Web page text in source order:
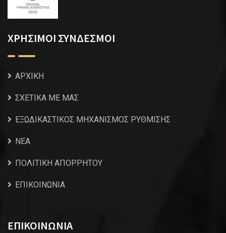
ΧΡΗΣΙΜΟΙ ΣΥΝΔΕΣΜΟΙ
ΑΡΧΙΚΗ
ΣΧΕΤΙΚΑ ΜΕ ΜΑΣ
ΕΞΩΔΙΚΑΣΤΙΚΟΣ ΜΗΧΑΝΙΣΜΟΣ ΡΥΘΜΙΣΗΣ
NEA
ΠΟΛΙΤΙΚΗ ΑΠΟΡΡΗΤΟΥ
ΕΠΙΚΟΙΝΩΝΙΑ
ΕΠΙΚΟΙΝΩΝΙΑ